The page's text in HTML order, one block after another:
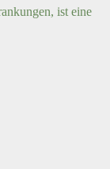
ist eine